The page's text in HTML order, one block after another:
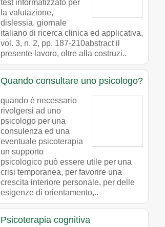
test informatizzato per
la valutazione,
dislessia. giornale
italiano di ricerca clinica ed applicativa,
vol. 3, n. 2, pp. 187-210abstract il
presente lavoro, oltre alla costruzi..
Quando consultare uno psicologo?
quando è necessario
rivolgersi ad uno
psicologo per una
consulenza ed una
eventuale psicoterapia
un supporto
psicologico può essere utile per una
crisi temporanea, per favorire una
crescita interiore personale, per delle
esigenze di orientamento,..
Psicoterapia cognitiva